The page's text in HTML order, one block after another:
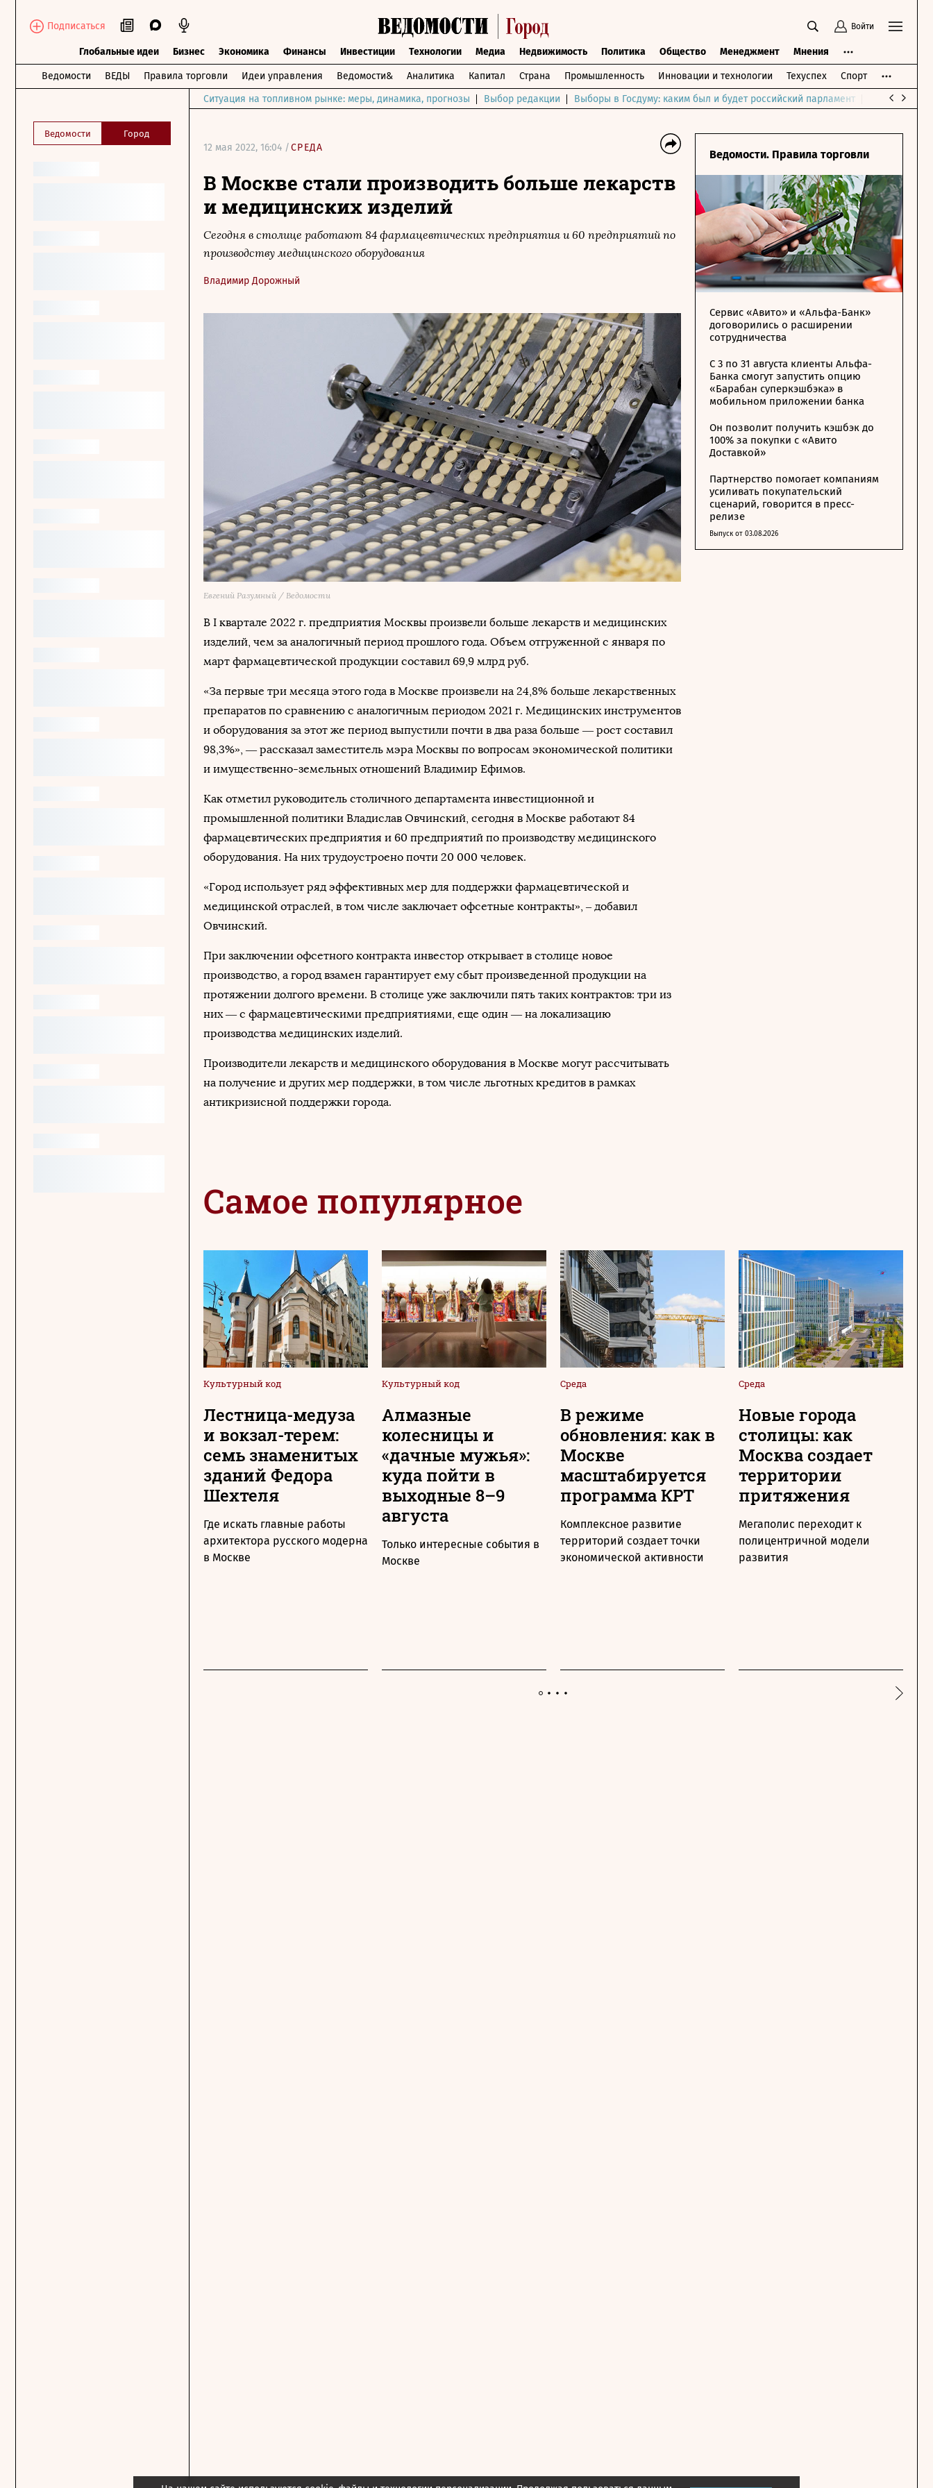
Подписаться Войти
Глобальные идеи Бизнес Экономика Финансы Инвестиции Технологии Медиа Недвижимость Политика Общество Менеджмент Мнения
Ведомости ВЕДЫ Правила торговли Идеи управления Ведомости& Аналитика Капитал Страна Промышленность Инновации и технологии Техуспех Спорт
Ведомости Город
Ситуация на топливном рынке: меры, динамика, прогнозы Выбор редакции Выборы в Госдуму: каким был и будет российский парламент Война на
12 мая 2022, 16:04 /СРЕДА
В Москве стали производить больше лекарств
и медицинских изделий
Cегодня в столице работают 84 фармацевтических предприятия и 60 предприятий по
производству медицинского оборудования
Владимир Дорожный
Евгений Разумный / Ведомости
В I квартале 2022 г. предприятия Москвы произвели больше лекарств и медицинских
изделий, чем за аналогичный период прошлого года. Объем отгруженной с января по
март фармацевтической продукции составил 69,9 млрд руб.
«За первые три месяца этого года в Москве произвели на 24,8% больше лекарственных
препаратов по сравнению с аналогичным периодом 2021 г. Медицинских инструментов
и оборудования за этот же период выпустили почти в два раза больше — рост составил
98,3%», — рассказал заместитель мэра Москвы по вопросам экономической политики
и имущественно-земельных отношений Владимир Ефимов.
Как отметил руководитель столичного департамента инвестиционной и
промышленной политики Владислав Овчинский, сегодня в Москве работают 84
фармацевтических предприятия и 60 предприятий по производству медицинского
оборудования. На них трудоустроено почти 20 000 человек.
«Город использует ряд эффективных мер для поддержки фармацевтической и
медицинской отраслей, в том числе заключает офсетные контракты», – добавил
Овчинский.
При заключении офсетного контракта инвестор открывает в столице новое
производство, а город взамен гарантирует ему сбыт произведенной продукции на
протяжении долгого времени. В столице уже заключили пять таких контрактов: три из
них — с фармацевтическими предприятиями, еще один — на локализацию
производства медицинских изделий.
Производители лекарств и медицинского оборудования в Москве могут рассчитывать
на получение и других мер поддержки, в том числе льготных кредитов в рамках
антикризисной поддержки города.
Ведомости. Правила торговли
Сервис «Авито» и «Альфа-Банк»
договорились о расширении
сотрудничества
С 3 по 31 августа клиенты Альфа-
Банка смогут запустить опцию
«Барабан суперкэшбэка» в
мобильном приложении банка
Он позволит получить кэшбэк до
100% за покупки с «Авито
Доставкой»
Партнерство помогает компаниям
усиливать покупательский
сценарий, говорится в пресс-
релизе
Выпуск от 03.08.2026
Самое популярное
Культурный код
Лестница-медуза
и вокзал-терем:
семь знаменитых
зданий Федора
Шехтеля
Где искать главные работы
архитектора русского модерна
в Москве
Культурный код
Алмазные
колесницы и
«дачные мужья»:
куда пойти в
выходные 8–9
августа
Только интересные события в
Москве
Среда
В режиме
обновления: как в
Москве
масштабируется
программа КРТ
Комплексное развитие
территорий создает точки
экономической активности
Среда
Новые города
столицы: как
Москва создает
территории
притяжения
Мегаполис переходит к
полицентричной модели
развития